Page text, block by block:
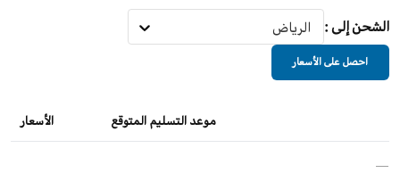
الشحن إلى : الرياض
احصل على الأسعار
موعد التسليم المتوقع الأسعار
—